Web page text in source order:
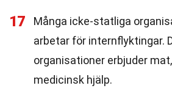
17
Många icke-statliga
arbetar för internflyktingar.
organisationer erbjuder
medicinsk hjälp.